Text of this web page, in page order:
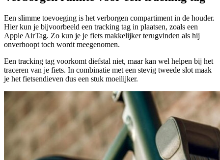
Een slimme toevoeging is het verborgen compartiment in de houder.
Hier kun je bijvoorbeeld een tracking tag in plaatsen, zoals een
Apple AirTag. Zo kun je je fiets makkelijker terugvinden als hij
onverhoopt toch wordt meegenomen.
Een tracking tag voorkomt diefstal niet, maar kan wel helpen bij het
traceren van je fiets. In combinatie met een stevig tweede slot maak
je het fietsendieven dus een stuk moeilijker.